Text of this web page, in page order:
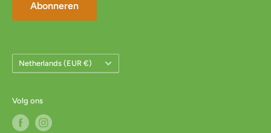
Abonneren
Land/Regio
Netherlands (EUR €)
Volg ons